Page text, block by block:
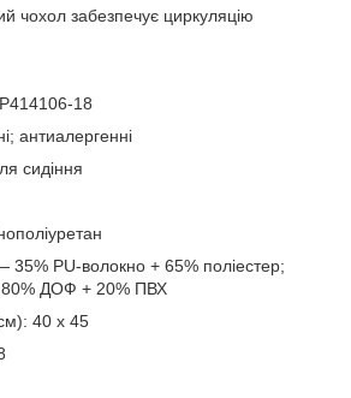
чохол забезпечує циркуляцію
18
антиалергенні
сидіння
35% PU-волокно + 65% поліестер;
ДОФ + 20% ПВХ
40 х 45